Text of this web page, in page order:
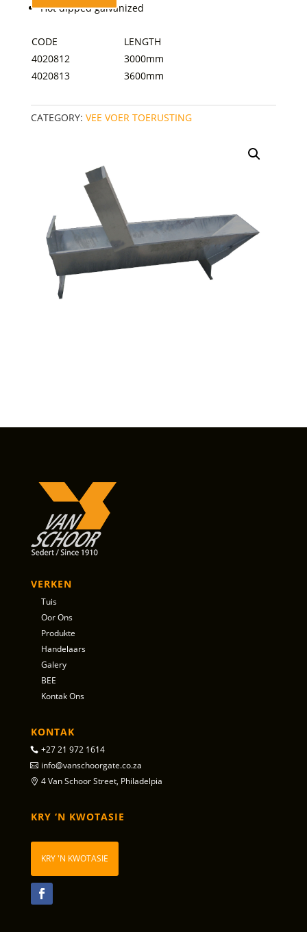
Hot dipped galvanized
CODE
LENGTH
4020812
3000mm
4020813
3600mm
CATEGORY: VEE VOER TOERUSTING
VERKEN
Tuis
Oor Ons
Produkte
Handelaars
Galery
BEE
Kontak Ons
KONTAK
+27 21 972 1614
info@vanschoorgate.co.za
4 Van Schoor Street, Philadelpia
KRY ‘N KWOTASIE
KRY 'N KWOTASIE